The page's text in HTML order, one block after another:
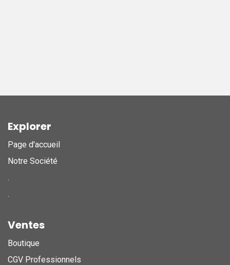
Explorer
Page d'accueil
Notre Société
.
.
Ventes
Boutique
CGV Professionnels